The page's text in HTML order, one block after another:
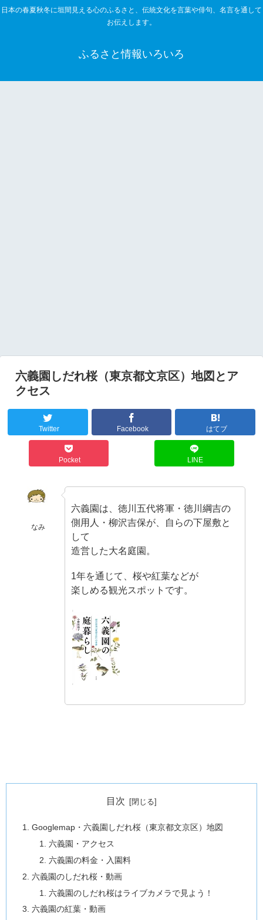
日本の春夏秋冬に垣間見える心のふるさと、伝統文化を言葉や俳句、名言を通して
お伝えします。
ふるさと情報いろいろ
六義園しだれ桜（東京都文京区）地図とア
クセス
Twitter Facebook はてブ
Pocket LINE
なみ
六義園は、徳川五代将軍・徳川綱吉の
側用人・柳沢吉保が、自らの下屋敷と
して
造営した大名庭園。
1年を通じて、桜や紅葉などが
楽しめる観光スポットです。
目次
Googlemap・六義園しだれ桜（東京都文京区）地図
六義園・アクセス
六義園の料金・入園料
六義園のしだれ桜・動画
六義園のしだれ桜はライブカメラで見よう！
六義園の紅葉・動画